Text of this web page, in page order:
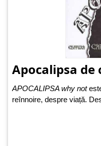
Apocalipsa de
APOCALIPSA why not
reînnoire, despre viață.